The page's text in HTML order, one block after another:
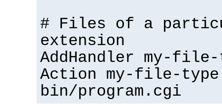
# Files of a
extension
AddHandler my-
Action my-file-
bin/program.cgi